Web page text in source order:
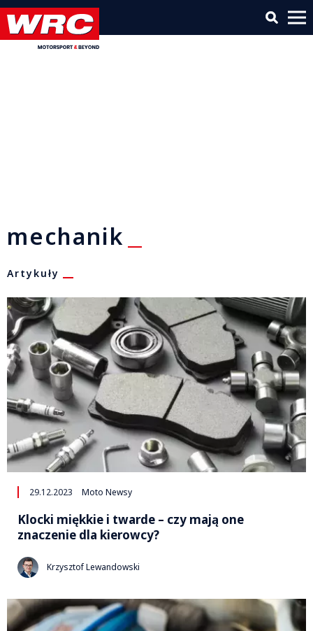
mechanik
Artykuły
29.12.2023 Moto Newsy
Klocki miękkie i twarde – czy mają one
znaczenie dla kierowcy?
Krzysztof Lewandowski